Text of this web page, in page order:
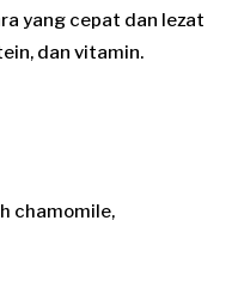
yang cepat dan lezat
dan vitamin.
chamomile,